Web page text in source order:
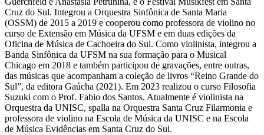
Cruz do Sul. Integrou a Orquestra Sinfônica de Santa Maria
(OSSM) de 2015 a 2019 e cooperou como professora de violino no
curso de Extensão em Música da UFSM e em duas edições da
Oficina de Música de Cachoeira do Sul. Como violinista, integrou a
Banda Sinfônica da UFSM na sua formação para o Musical
Chicago em 2018 e também participou de gravações, entre outras,
das músicas que acompanham a coleção de livros “Reino Grande do
Sul”, da editora Gaúcha (2021). Em 2023 realizou o curso Filosofia
Suzuki com o Prof. Fabio dos Santos. Atualmente é violinista na
Orquestra da UNISC, spalla na Orquestra Santa Cruz Filarmonia e
professora de violino na Escola de Música da UNISC e na Escola
de Música Evidências em Santa Cruz do Sul.